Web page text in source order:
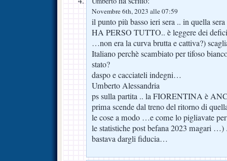
Novembre 6th, 2023 alle 07:59
il punto più basso ieri sera .. in quella
HA PERSO TUTTO.. è leggere dei
…non era la curva brutta e cattiva?)
Italiano perchè scambiato per tifoso
stato?
daspo e cacciateli indegni…
Umberto Alessandria
ps sulla partita .. la FIORENTINA è
prima scende dal treno del ritorno di
le cose a modo …e come lo pigliavate
le statistiche post befana 2023 magari
bastava dargli fiducia…